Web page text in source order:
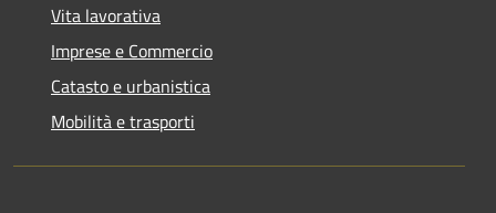
Vita lavorativa
Imprese e Commercio
Catasto e urbanistica
Mobilità e trasporti